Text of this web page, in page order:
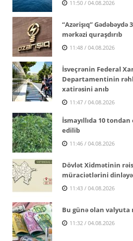
11:50 / 04.08.2026
“Azərişıq”
mərkəzi quraşdırıb
11:48 / 04.08.2026
İsveçrənin Federal
Departamentinin
xatirəsini anıb
11:47 / 04.08.2026
İsmayıllıda 10
edilib
11:46 / 04.08.2026
Dövlət Xidmətinin
müraciətlərini
11:43 / 04.08.2026
Bu günə olan valyuta
11:32 / 04.08.2026